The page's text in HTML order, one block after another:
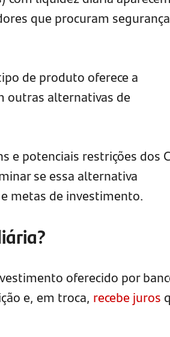
que procuram
de produto oferece a
outras alternativas de
e potenciais restrições dos
se essa alternativa
metas de investimento.
oferecido por
e, em troca, recebe juros